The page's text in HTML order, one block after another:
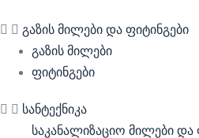
გაზის მილები და ფიტინგები
გაზის მილები
ფიტინგები
სანტექნიკა
საკანალიზაციო მილები და